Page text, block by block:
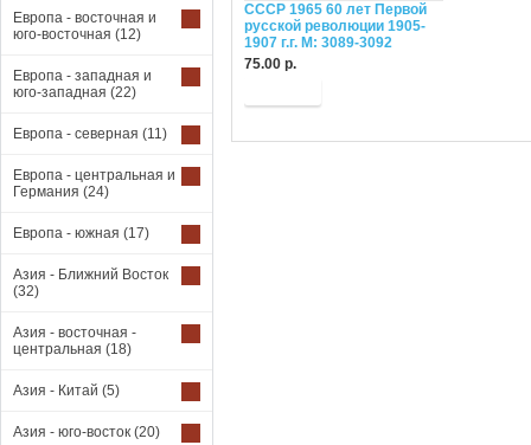
Европа - восточная и
юго-восточная (12)
Европа - западная и
юго-западная (22)
Европа - северная (11)
Европа - центральная и
Германия (24)
Европа - южная (17)
Азия - Ближний Восток
(32)
Азия - восточная -
центральная (18)
Азия - Китай (5)
Азия - юго-восток (20)
СССР 1965 60 лет Первой
русской революции 1905-
1907 г.г. М: 3089-3092
75.00 р.